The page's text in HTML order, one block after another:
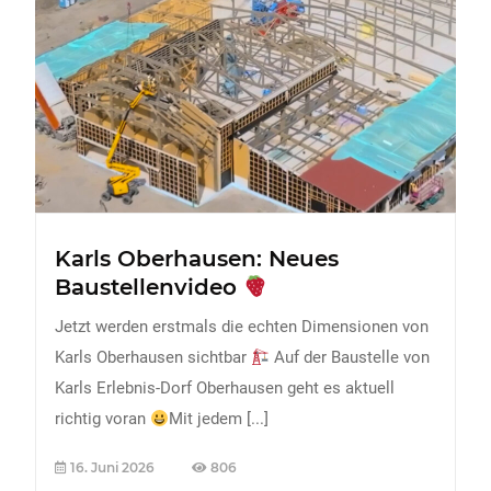
FREIZEIT
Veranstaltungen
Essen & Trinken
Sport
ERDBEEREN
Karls Oberhausen: Neues
Baustellenvideo
Jetzt werden erstmals die echten Dimensionen von
Karls Oberhausen sichtbar
Auf der Baustelle von
Karls Erlebnis-Dorf Oberhausen geht es aktuell
richtig voran
Mit jedem [...]
16. Juni 2026 806